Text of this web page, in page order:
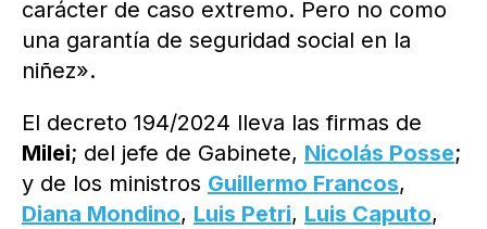
carácter de caso extremo. Pero no como
una garantía de seguridad social en la
niñez».
El decreto 194/2024 lleva las firmas de
Milei; del jefe de Gabinete, Nicolás Posse;
y de los ministros Guillermo Francos,
Diana Mondino, Luis Petri, Luis Caputo,